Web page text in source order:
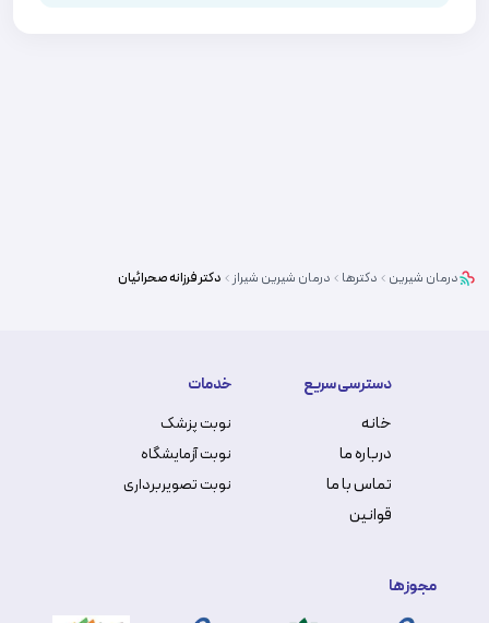
درمان شیرین دکترها درمان شیرین شیراز دکترفرزانه صحرائیان
دسترسی سریع
خانه
درباره ما
تماس با ما
قوانین
خدمات
نوبت پزشک
نوبت آزمایشگاه
نوبت تصویربرداری
مجوزها